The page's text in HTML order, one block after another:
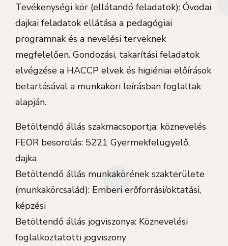
Tevékenységi kör (ellátandó feladatok): Óvodai
dajkai feladatok ellátása a pedagógiai
programnak és a nevelési terveknek
megfelelően. Gondozási, takarítási feladatok
elvégzése a HACCP elvek és higiéniai előírások
betartásával a munkaköri leírásban foglaltak
alapján.
Betöltendő állás szakmacsoportja: köznevelés
FEOR besorolás: 5221 Gyermekfelügyelő,
dajka
Betöltendő állás munkakörének szakterülete
(munkakörcsalád): Emberi erőforrási/oktatási,
képzési
Betöltendő állás jogviszonya: Köznevelési
foglalkoztatotti jogviszony